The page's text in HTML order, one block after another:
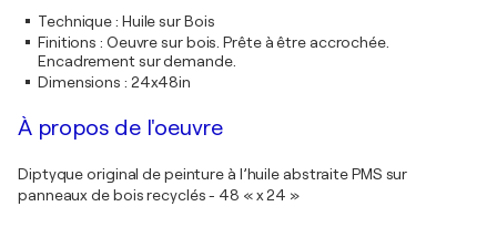
Technique: Huile sur Bois
Finitions : Oeuvre sur bois. Prête à être accrochée.
Encadrement sur demande.
Dimensions : 24x48in
À propos de l'oeuvre
Diptyque original de peinture à l’huile abstraite PMS sur
panneaux de bois recyclés - 48 « x 24 »